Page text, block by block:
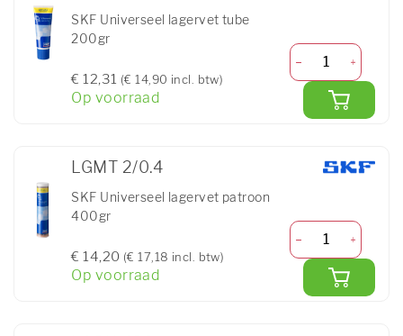
SKF Universeel lagervet tube
200gr
€ 12,31 (€ 14,90 incl. btw)
Op voorraad
LGMT 2/0.4
SKF Universeel lagervet patroon
400gr
€ 14,20 (€ 17,18 incl. btw)
Op voorraad